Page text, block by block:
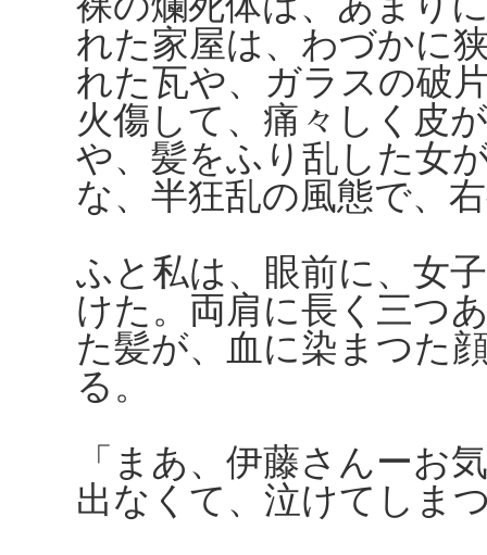
れた家屋は、わづかに
れた瓦や、ガラスの破
火傷して、痛々しく皮
や、髪をふり乱した女
な、半狂乱の風態で、
ふと私は、眼前に、女
けた。両肩に長く三つ
た髪が、血に染まつた
る。
「まあ、伊藤さんー
出なくて、泣けてしま